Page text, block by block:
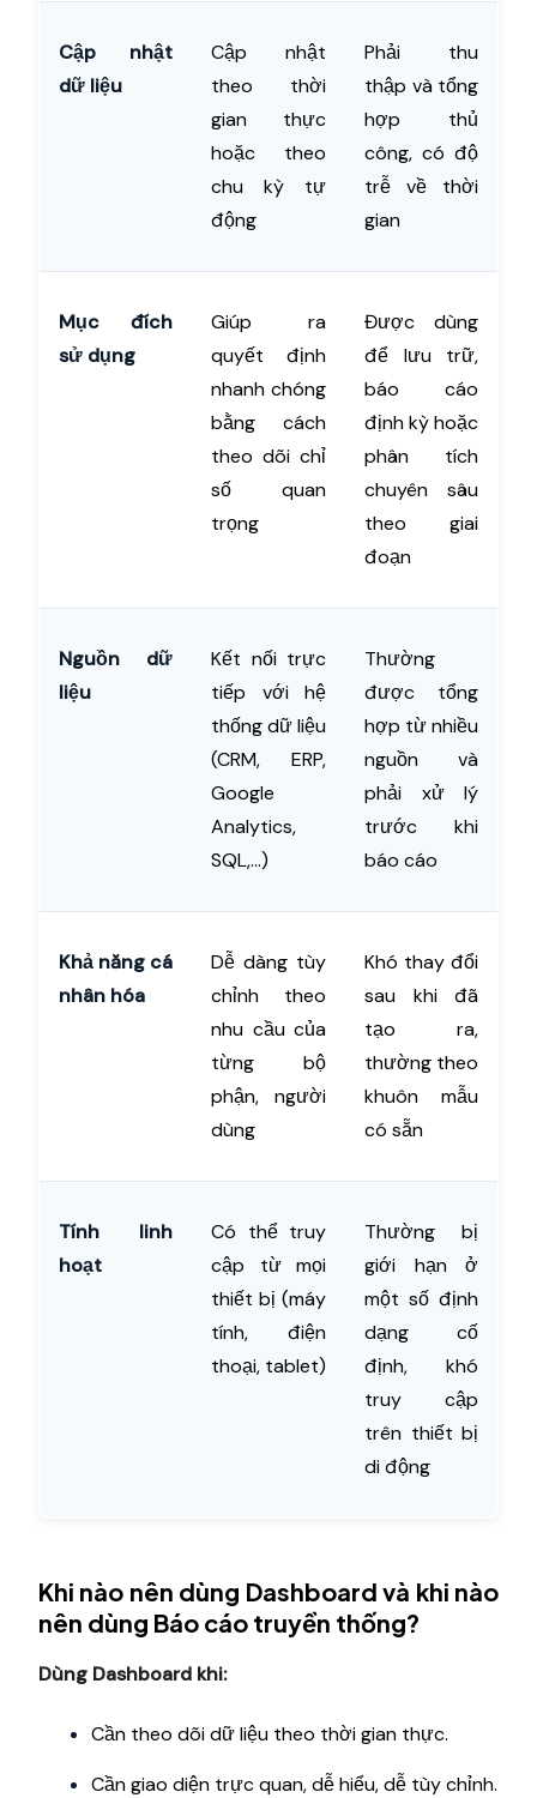
Cập nhật
dữ liệu
Cập nhật
theo thời
gian thực
hoặc theo
chu kỳ tự
động
Phải thu
thập và tổng
hợp thủ
công, có độ
trễ về thời
gian
Mục đích
sử dụng
Giúp ra
quyết định
nhanh chóng
bằng cách
theo dõi chỉ
số quan
trọng
Được dùng
để lưu trữ,
báo cáo
định kỳ hoặc
phân tích
chuyên sâu
theo giai
đoạn
Nguồn dữ
liệu
Kết nối trực
tiếp với hệ
thống dữ liệu
(CRM, ERP,
Google
Analytics,
SQL,...)
Thường
được tổng
hợp từ nhiều
nguồn và
phải xử lý
trước khi
báo cáo
Khả năng cá
nhân hóa
Dễ dàng tùy
chỉnh theo
nhu cầu của
từng bộ
phận, người
dùng
Khó thay đổi
sau khi đã
tạo ra,
thường theo
khuôn mẫu
có sẵn
Tính linh
hoạt
Có thể truy
cập từ mọi
thiết bị (máy
tính, điện
thoại, tablet)
Thường bị
giới hạn ở
một số định
dạng cố
định, khó
truy cập
trên thiết bị
di động
Khi nào nên dùng Dashboard và khi nào
nên dùng Báo cáo truyền thống?
Dùng Dashboard khi:
Cần theo dõi dữ liệu theo thời gian thực.
Cần giao diện trực quan, dễ hiểu, dễ tùy chỉnh.